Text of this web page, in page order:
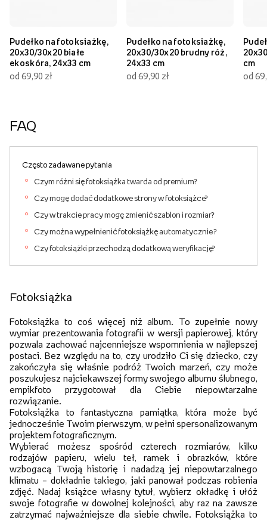
Pudełko na fotoksiażkę,
20x30/30x20 białe
ekoskóra, 24x33 cm
od 69,90 zł
Pudełko na fotoksiażkę,
20x30/30x20 brudny róż,
24x33 cm
od 69,90 zł
cm
od
FAQ
Często zadawane pytania
Czym różni się fotoksiążka twarda od premium?
Czy mogę dodać dodatkowe strony w fotoksiążce?
Czy w trakcie pracy mogę zmienić szablon i rozmiar?
Czy można wypełnienić fotoksiążkę automatycznie ?
Czy fotoksiążki przechodzą dodatkową weryfikację?
Fotoksiążka
Fotoksiążka to coś więcej niż album. To zupełnie nowy
wymiar prezentowania fotografii w wersji papierowej, który
pozwala zachować najcenniejsze wspomnienia w najlepszej
postaci. Bez względu na to, czy urodziło Ci się dziecko, czy
zakończyła się właśnie podróż Twoich marzeń, czy może
poszukujesz najciekawszej formy swojego albumu ślubnego,
empikfoto przygotował dla Ciebie niepowtarzalne
rozwiązanie.
Fotoksiążka to fantastyczna pamiątka, która może być
jednocześnie Twoim pierwszym, w pełni spersonalizowanym
projektem fotograficznym.
Wybierać możesz spośród czterech rozmiarów, kilku
rodzajów papieru, wielu teł, ramek i obrazków, które
wzbogacą Twoją historię i nadadzą jej niepowtarzalnego
klimatu – dokładnie takiego, jaki panował podczas robienia
zdjęć. Nadaj książce własny tytuł, wybierz okładkę i ułóż
swoje fotografie w dowolnej kolejności, aby raz na zawsze
zatrzymać najważniejsze dla siebie chwile. Fotoksiążka to